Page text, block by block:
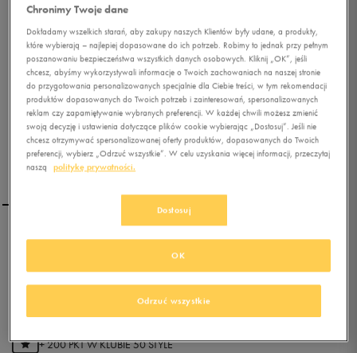
NIKE PICO 4 (TDV)
39,99złz Vat
+ 200 PKT WKLUBIE 50 STYLE
Chronimy Twoje dane
Dokładamy wszelkich starań, aby zakupy naszych Klientów były udane, a produkty,
które wybierają – najlepiej dopasowane do ich potrzeb. Robimy to jednak przy pełnym
poszanowaniu bezpieczeństwa wszystkich danych osobowych. Kliknij „OK”, jeśli
chcesz, abyśmy wykorzystywali informacje o Twoich zachowaniach na naszej stronie
do przygotowania personalizowanych specjalnie dla Ciebie treści, w tym rekomendacji
produktów dopasowanych do Twoich potrzeb i zainteresowań, spersonalizowanych
reklam czy zapamiętywanie wybranych preferencji. W każdej chwili możesz zmienić
swoją decyzję i ustawienia dotyczące plików cookie wybierając „Dostosuj”. Jeśli nie
chcesz otrzymywać spersonalizowanej oferty produktów, dopasowanych do Twoich
preferencji, wybierz „Odrzuć wszystkie”. W celu uzyskania więcej informacji, przeczytaj
naszą
politykę prywatności.
Dostosuj
Odrzuć wszystkie
OK